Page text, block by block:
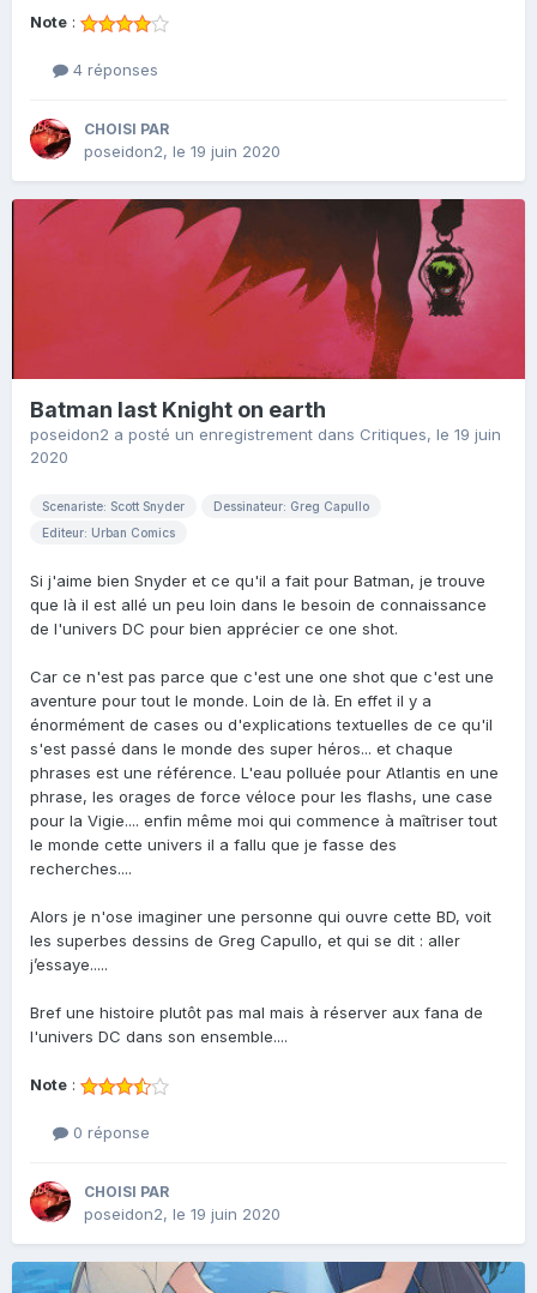
Note :
4 réponses
CHOISI PAR
poseidon2, le 19 juin 2020
Batman last Knight on earth
poseidon2 a posté un enregistrement dans Critiques, le 19 juin
2020
Scenariste: Scott Snyder
Dessinateur: Greg Capullo
Editeur: Urban Comics
Si j'aime bien Snyder et ce qu'il a fait pour Batman, je trouve
que là il est allé un peu loin dans le besoin de connaissance
de l'univers DC pour bien apprécier ce one shot.
Car ce n'est pas parce que c'est une one shot que c'est une
aventure pour tout le monde. Loin de là. En effet il y a
énormément de cases ou d'explications textuelles de ce qu'il
s'est passé dans le monde des super héros... et chaque
phrases est une référence. L'eau polluée pour Atlantis en une
phrase, les orages de force véloce pour les flashs, une case
pour la Vigie.... enfin même moi qui commence à maîtriser tout
le monde cette univers il a fallu que je fasse des
recherches....
Alors je n'ose imaginer une personne qui ouvre cette BD, voit
les superbes dessins de Greg Capullo, et qui se dit : aller
j’essaye.....
Bref une histoire plutôt pas mal mais à réserver aux fana de
l'univers DC dans son ensemble....
Note :
0 réponse
CHOISI PAR
poseidon2, le 19 juin 2020